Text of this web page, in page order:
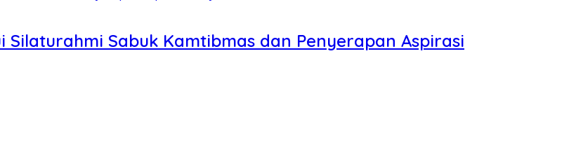
Sabuk Kamtibmas dan Penyerapan Aspirasi